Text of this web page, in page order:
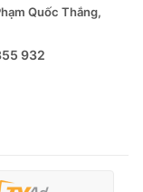
Quốc Thắng,
932